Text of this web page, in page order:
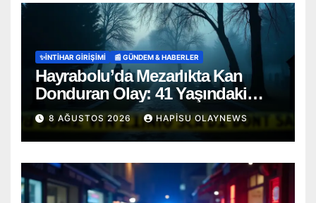
✨İNTIHAR GIRIŞIMI 📰 GÜNDEM & HABERLER
Hayrabolu’da Mezarlıkta Kan
Donduran Olay: 41 Yaşındaki
Şahıs Ağaca Asılı Bulundu
8 AĞUSTOS 2026 HAPISU OLAYNEWS